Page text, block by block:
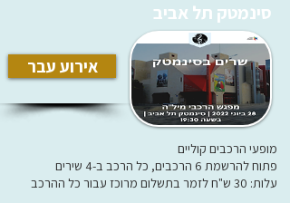
סינמטק תל אביב
אירוע עבר
מופעי הרכבים קוליים
פתוח להרשמת 6 הרכבים, כל הרכב ב-4 שירים
עלות: 30 ש"ח לזמר בתשלום מרוכז עבור כל ההרכב